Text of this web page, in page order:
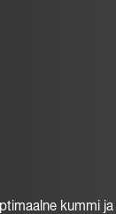
kummi